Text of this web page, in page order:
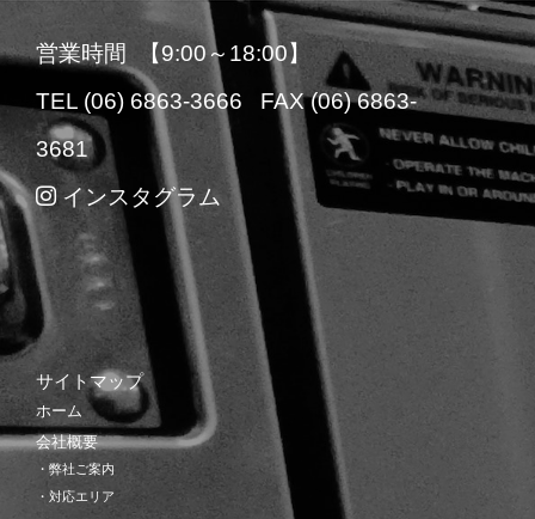
営業時間 【9:00～18:00】
TEL (06) 6863-3666 FAX (06) 6863-
3681
インスタグラム
サイトマップ
ホーム
会社概要
・弊社ご案内
・対応エリア